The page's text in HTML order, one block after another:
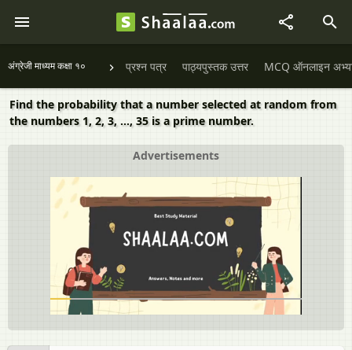
अंग्रेजी माध्यम कक्षा १० प्रश्न पत्र पाठ्यपुस्तक उत्तर MCQ ऑनलाइन
Find the probability that a number selected at random from
the numbers 1, 2, 3, ..., 35 is a prime number.
Advertisements